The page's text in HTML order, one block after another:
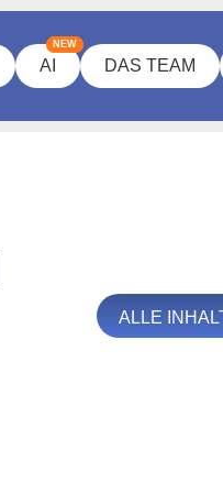
AI
NEW
DAS TEAM
ALLE